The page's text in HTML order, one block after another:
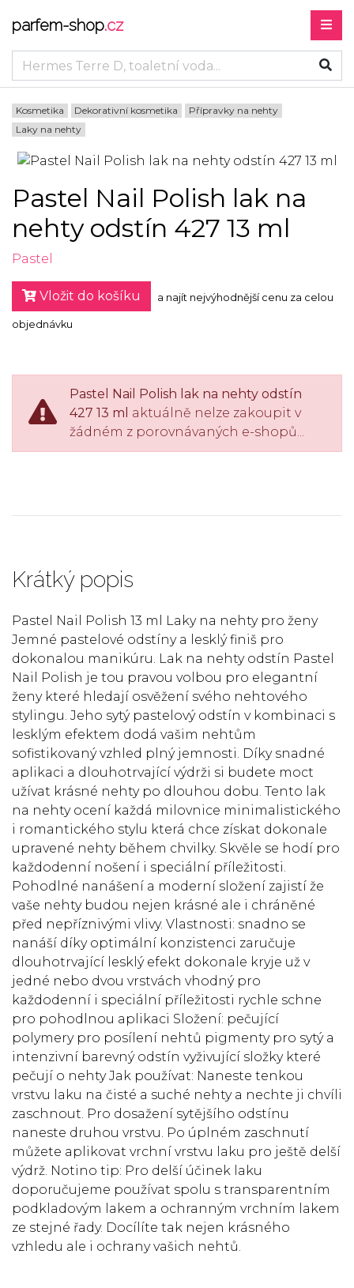
parfem-shop.cz
Kosmetika Dekorativní kosmetika
Přípravky na nehty
Laky na nehty
Pastel Nail Polish lak na
nehty odstín 427 13 ml
Pastel
Vložit do košíku a najít nejvýhodnější cenu za celou
objednávku
Pastel Nail Polish lak na nehty odstín
427 13 ml aktuálně nelze zakoupit v
žádném z porovnávaných e-shopů...
Krátký popis
Pastel Nail Polish 13 ml Laky na nehty pro ženy
Jemné pastelové odstíny a lesklý finiš pro
dokonalou manikúru. Lak na nehty odstín Pastel
Nail Polish je tou pravou volbou pro elegantní
ženy které hledají osvěžení svého nehtového
stylingu. Jeho sytý pastelový odstín v kombinaci s
lesklým efektem dodá vašim nehtům
sofistikovaný vzhled plný jemnosti. Díky snadné
aplikaci a dlouhotrvající výdrži si budete moct
užívat krásné nehty po dlouhou dobu. Tento lak
na nehty ocení každá milovnice minimalistického
i romantického stylu která chce získat dokonale
upravené nehty během chvilky. Skvěle se hodí pro
každodenní nošení i speciální příležitosti.
Pohodlné nanášení a moderní složení zajistí že
vaše nehty budou nejen krásné ale i chráněné
před nepříznivými vlivy. Vlastnosti: snadno se
nanáší díky optimální konzistenci zaručuje
dlouhotrvající lesklý efekt dokonale kryje už v
jedné nebo dvou vrstvách vhodný pro
každodenní i speciální příležitosti rychle schne
pro pohodlnou aplikaci Složení: pečující
polymery pro posílení nehtů pigmenty pro sytý a
intenzivní barevný odstín vyživující složky které
pečují o nehty Jak používat: Naneste tenkou
vrstvu laku na čisté a suché nehty a nechte ji chvíli
zaschnout. Pro dosažení sytějšího odstínu
naneste druhou vrstvu. Po úplném zaschnutí
můžete aplikovat vrchní vrstvu laku pro ještě delší
výdrž. Notino tip: Pro delší účinek laku
doporučujeme používat spolu s transparentním
podkladovým lakem a ochranným vrchním lakem
ze stejné řady. Docílíte tak nejen krásného
vzhledu ale i ochrany vašich nehtů.